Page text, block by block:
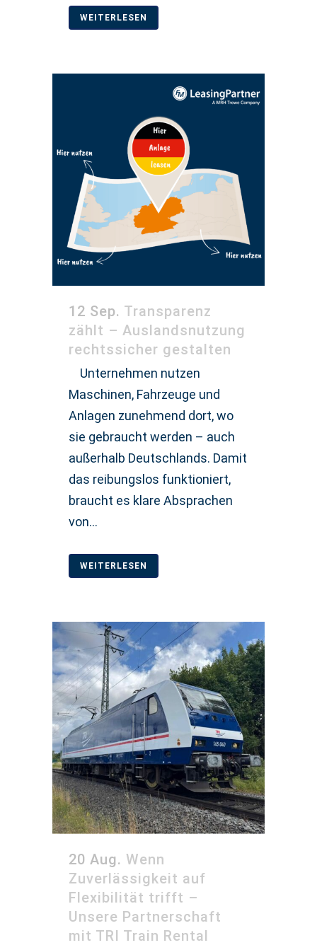
WEITERLESEN
12 Sep. Transparenz
zählt – Auslandsnutzung
rechtssicher gestalten
Unternehmen nutzen
Maschinen, Fahrzeuge und
Anlagen zunehmend dort, wo
sie gebraucht werden – auch
außerhalb Deutschlands. Damit
das reibungslos funktioniert,
braucht es klare Absprachen
von...
WEITERLESEN
20 Aug. Wenn
Zuverlässigkeit auf
Flexibilität trifft –
Unsere Partnerschaft
mit TRI Train Rental